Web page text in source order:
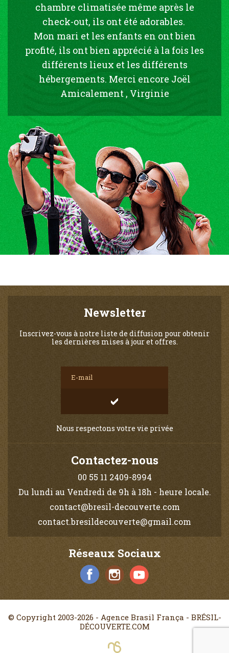
chambre climatisée même après le
check-out, ils ont été adorables.
Mon mari et les enfants en ont bien
profité, ils ont bien apprécié à la fois les
différents lieux et les différents
hébergements. Merci encore Joël
Amicalement , Virginie
Newsletter
Inscrivez-vous à notre liste de diffusion pour obtenir
les dernières mises à jour et offres.
Nous respectons votre vie privée
Contactez-nous
00 55 11 2409-8994
Du lundi au Vendredi de 9h à 18h - heure locale.
contact@bresil-decouverte.com
contact.bresildecouverte@gmail.com
Réseaux Sociaux
© Copyright 2003-2026 - Agence Brasil França - BRÉSIL-
DÉCOUVERTE.COM